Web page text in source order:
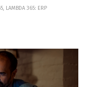
, LAMBDA 365: ERP